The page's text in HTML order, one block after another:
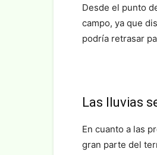
Desde el punto
campo, ya que
podría retrasar
Las lluvias
En cuanto a las
gran parte del